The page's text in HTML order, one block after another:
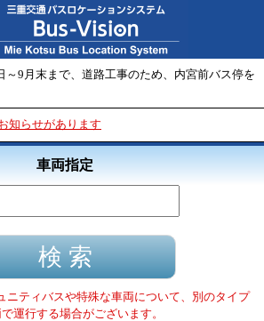
～9月末まで、道路工事のため、内宮前バス停を
知らせがあります
車両指定
ニティバスや特殊な車両について、別のタイプ
運行する場合がございます。